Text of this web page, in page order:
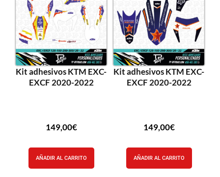
Kit adhesivos KTM EXC-
EXCF 2020-2022
149,00€
AÑADIR AL CARRITO
Kit adhesivos KTM EXC-
EXCF 2020-2022
149,00€
AÑADIR AL CARRITO